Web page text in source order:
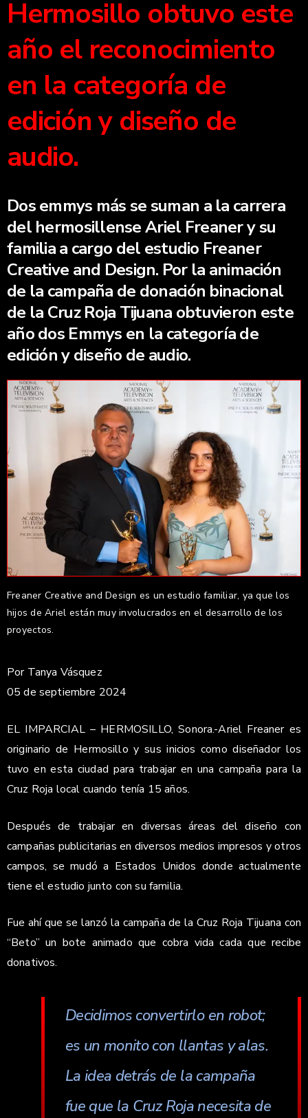
Hermosillo obtuvo este
año el reconocimiento
en la categoría de
edición y diseño de
audio.
Dos emmys más se suman a la carrera
del hermosillense Ariel Freaner y su
familia a cargo del estudio Freaner
Creative and Design. Por la animación
de la campaña de donación binacional
de la Cruz Roja Tijuana obtuvieron este
año dos Emmys en la categoría de
edición y diseño de audio.
Freaner Creative and Design es un estudio familiar, ya que los
hijos de Ariel están muy involucrados en el desarrollo de los
proyectos.
Por Tanya Vásquez
05 de septiembre 2024
EL IMPARCIAL – HERMOSILLO, Sonora.-Ariel Freaner es
originario de Hermosillo y sus inicios como diseñador los
tuvo en esta ciudad para trabajar en una campaña para la
Cruz Roja local cuando tenía 15 años.
Después de trabajar en diversas áreas del diseño con
campañas publicitarias en diversos medios impresos y otros
campos, se mudó a Estados Unidos donde actualmente
tiene el estudio junto con su familia.
Fue ahí que se lanzó la campaña de la Cruz Roja Tijuana con
“Beto” un bote animado que cobra vida cada que recibe
donativos.
Decidimos convertirlo en robot;
es un monito con llantas y alas.
La idea detrás de la campaña
fue que la Cruz Roja necesita de